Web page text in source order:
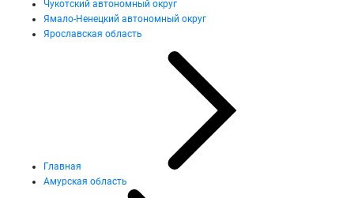
Чукотский автономный округ
Ямало-Ненецкий автономный округ
Ярославская область
Главная
Амурская область